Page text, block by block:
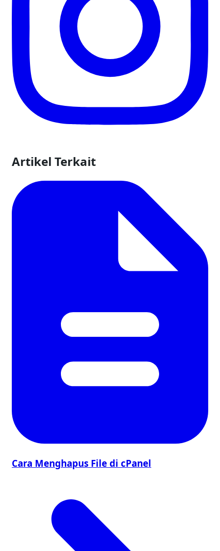
Artikel Terkait
Cara Menghapus File di cPanel